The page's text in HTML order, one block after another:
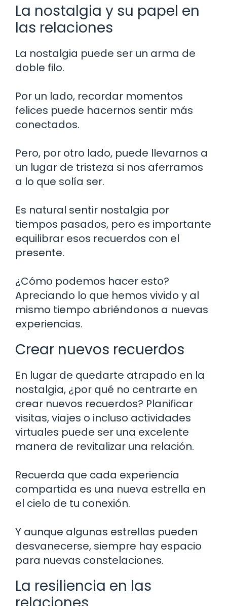
La nostalgia y su papel en
las relaciones
La nostalgia puede ser un arma de
doble filo.
Por un lado, recordar momentos
felices puede hacernos sentir más
conectados.
Pero, por otro lado, puede llevarnos a
un lugar de tristeza si nos aferramos
a lo que solía ser.
Es natural sentir nostalgia por
tiempos pasados, pero es importante
equilibrar esos recuerdos con el
presente.
¿Cómo podemos hacer esto?
Apreciando lo que hemos vivido y al
mismo tiempo abriéndonos a nuevas
experiencias.
Crear nuevos recuerdos
En lugar de quedarte atrapado en la
nostalgia, ¿por qué no centrarte en
crear nuevos recuerdos? Planificar
visitas, viajes o incluso actividades
virtuales puede ser una excelente
manera de revitalizar una relación.
Recuerda que cada experiencia
compartida es una nueva estrella en
el cielo de tu conexión.
Y aunque algunas estrellas pueden
desvanecerse, siempre hay espacio
para nuevas constelaciones.
La resiliencia en las